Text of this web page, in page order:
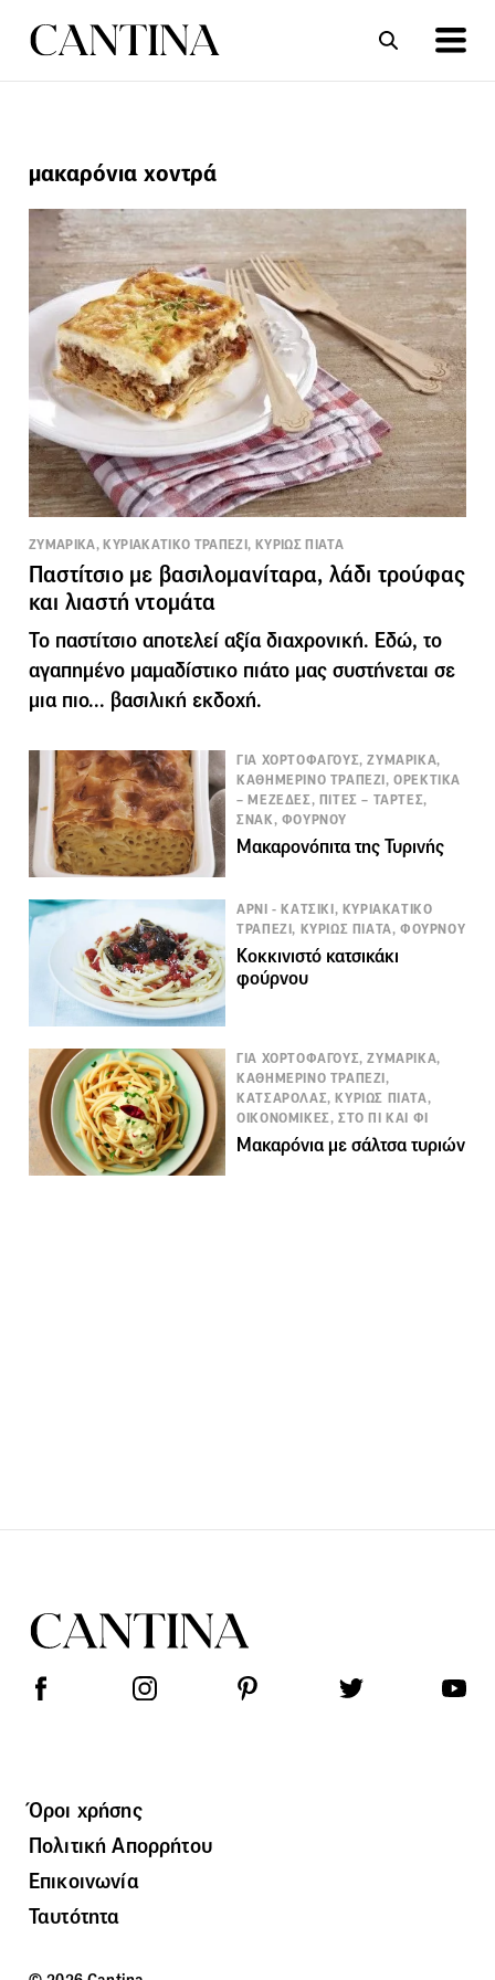
μακαρόνια χοντρά
ΖΥΜΑΡΙΚΑ, ΚΥΡΙΑΚΑΤΙΚΟ ΤΡΑΠΕΖΙ, ΚΥΡΙΩΣ ΠΙΑΤΑ
Παστίτσιο με βασιλομανίταρα, λάδι τρούφας
και λιαστή ντομάτα
Το παστίτσιο αποτελεί αξία διαχρονική. Εδώ, το
αγαπημένο μαμαδίστικο πιάτο μας συστήνεται σε
μια πιο... βασιλική εκδοχή.
ΓΙΑ ΧΟΡΤΟΦΑΓΟΥΣ, ΖΥΜΑΡΙΚΑ,
ΚΑΘΗΜΕΡΙΝΟ ΤΡΑΠΕΖΙ, ΟΡΕΚΤΙΚΑ
– ΜΕΖΕΔΕΣ, ΠΙΤΕΣ – ΤΑΡΤΕΣ,
ΣΝΑΚ, ΦΟΥΡΝΟΥ
Μακαρονόπιτα της Τυρινής
ΑΡΝΙ - ΚΑΤΣΙΚΙ, ΚΥΡΙΑΚΑΤΙΚΟ
ΤΡΑΠΕΖΙ, ΚΥΡΙΩΣ ΠΙΑΤΑ, ΦΟΥΡΝΟΥ
Κοκκινιστό κατσικάκι
φούρνου
ΓΙΑ ΧΟΡΤΟΦΑΓΟΥΣ, ΖΥΜΑΡΙΚΑ,
ΚΑΘΗΜΕΡΙΝΟ ΤΡΑΠΕΖΙ,
ΚΑΤΣΑΡΟΛΑΣ, ΚΥΡΙΩΣ ΠΙΑΤΑ,
ΟΙΚΟΝΟΜΙΚΕΣ, ΣΤΟ ΠΙ ΚΑΙ ΦΙ
Μακαρόνια με σάλτσα τυριών
Όροι χρήσης
Πολιτική Απορρήτου
Επικοινωνία
Ταυτότητα